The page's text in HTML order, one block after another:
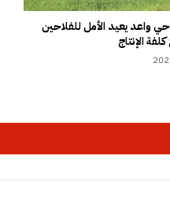
و
ن
ي
واعد يعيد الأمل للفلاحين
الإنتاج